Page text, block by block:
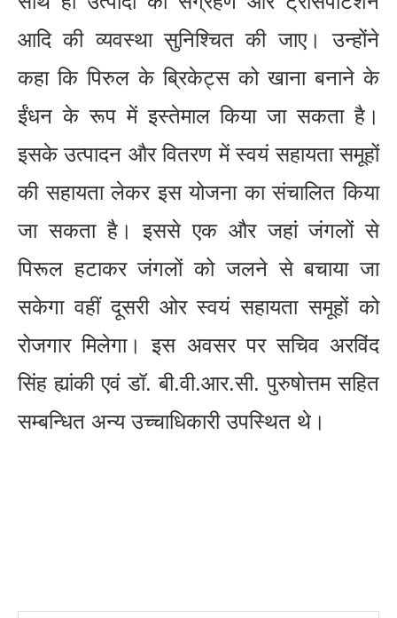
आदि की व्यवस्था सुनिश्चित की जाए। उन्होंने
कहा कि पिरुल के ब्रिकेट्स को खाना बनाने के
ईंधन के रूप में इस्तेमाल किया जा सकता है।
इसके उत्पादन और वितरण में स्वयं सहायता समूहों
की सहायता लेकर इस योजना का संचालित किया
जा सकता है। इससे एक और जहां जंगलों से
पिरूल हटाकर जंगलों को जलने से बचाया जा
सकेगा वहीं दूसरी ओर स्वयं सहायता समूहों को
रोजगार मिलेगा। इस अवसर पर सचिव अरविंद
सिंह ह्यांकी एवं डॉ. बी.वी.आर.सी. पुरुषोत्तम सहित
सम्बन्धित अन्य उच्चाधिकारी उपस्थित थे।